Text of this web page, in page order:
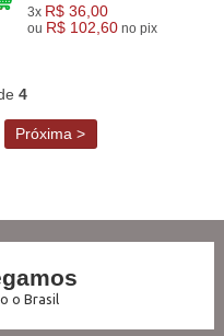
3x R$ 36,00
ou R$ 102,60 no pix
4
Próxima >
o Brasil